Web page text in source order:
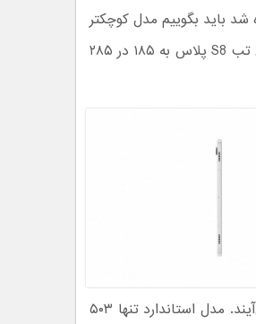
شد باید بگوییم مدل کوچکتر
گلکسی تب ۱۶۵.۳ در ۲۵۳.۸ در ۶.۴ میلی‌متر است و ابعاد گلکسی تب S8 پلاس به ۱۸۵ در ۲۸۵
از نظر وزن نیز هر دو تبلت سامسونگ نسبتا سبک به حساب می‌آیند. مدل استاندارد تنها ۵۰۳